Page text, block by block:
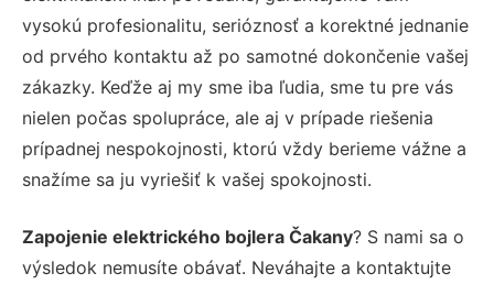
vysokú profesionalitu, serióznosť a korektné jednanie
od prvého kontaktu až po samotné dokončenie vašej
zákazky. Keďže aj my sme iba ľudia, sme tu pre vás
nielen počas spolupráce, ale aj v prípade riešenia
prípadnej nespokojnosti, ktorú vždy berieme vážne a
snažíme sa ju vyriešiť k vašej spokojnosti.
Zapojenie elektrického bojlera Čakany? S nami sa o
výsledok nemusíte obávať. Neváhajte a kontaktujte